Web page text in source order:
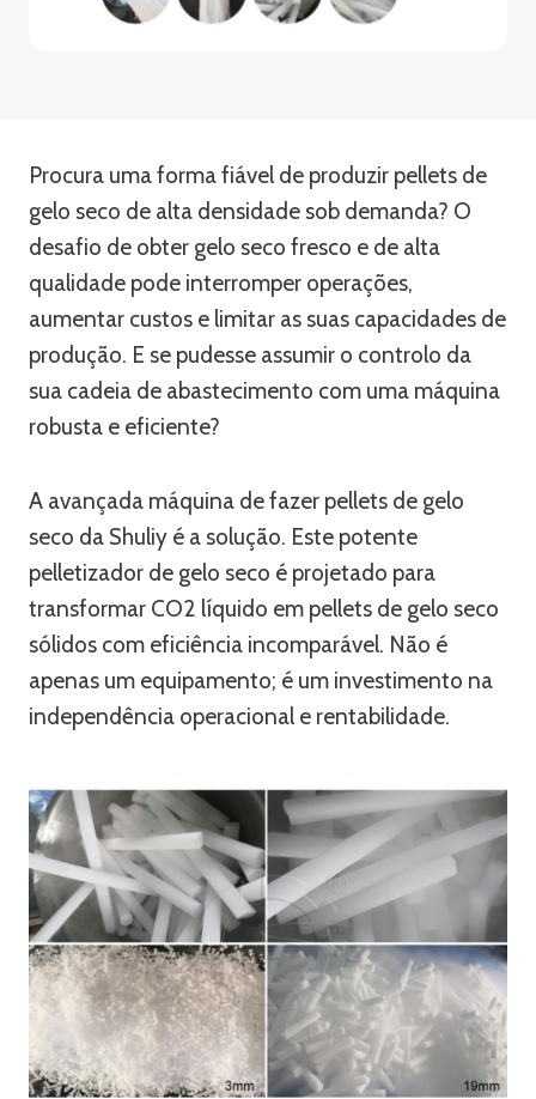
Procura uma forma fiável de produzir pellets de
gelo seco de alta densidade sob demanda? O
desafio de obter gelo seco fresco e de alta
qualidade pode interromper operações,
aumentar custos e limitar as suas capacidades de
produção. E se pudesse assumir o controlo da
sua cadeia de abastecimento com uma máquina
robusta e eficiente?
A avançada máquina de fazer pellets de gelo
seco da Shuliy é a solução. Este potente
pelletizador de gelo seco é projetado para
transformar CO2 líquido em pellets de gelo seco
sólidos com eficiência incomparável. Não é
apenas um equipamento; é um investimento na
independência operacional e rentabilidade.